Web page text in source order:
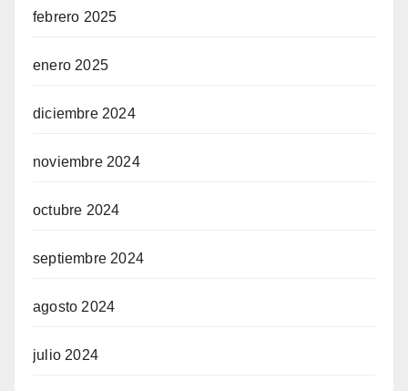
febrero 2025
enero 2025
diciembre 2024
noviembre 2024
octubre 2024
septiembre 2024
agosto 2024
julio 2024